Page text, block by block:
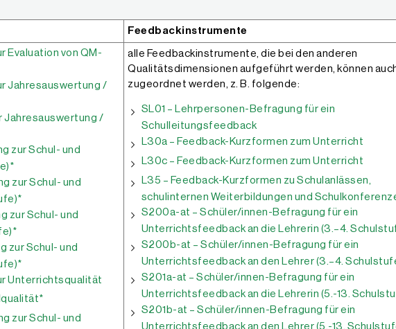
Feedbackinstrumente
Evaluation von QM-
Jahresauswertung /
Jahresauswertung /
zur Schul- und
zur Schul- und
zur Schul- und
zur Schul- und
Unterrichtsqualität
zur Schul- und
alle Feedbackinstrumente, die bei den anderen
Qualitätsdimensionen aufgeführt werden, können
zugeordnet werden, z. B. folgende:
SL01 – Lehrpersonen-Befragung für ein
Schulleitungsfeedback
L30a – Feedback-Kurzformen zum Unterricht
L30c – Feedback-Kurzformen zum Unterricht
L35 – Feedback-Kurzformen zu Schulanlässen,
schulinternen Weiterbildungen und
S200a-at – Schüler/innen-Befragung für ein
Unterrichtsfeedback an die Lehrerin (3.–4.
S200b-at – Schüler/innen-Befragung für ein
Unterrichtsfeedback an den Lehrer (3.–4.
S201a-at – Schüler/innen-Befragung für ein
Unterrichtsfeedback an die Lehrerin (5.-13.
S201b-at – Schüler/innen-Befragung für ein
Unterrichtsfeedback an den Lehrer (5.-13.